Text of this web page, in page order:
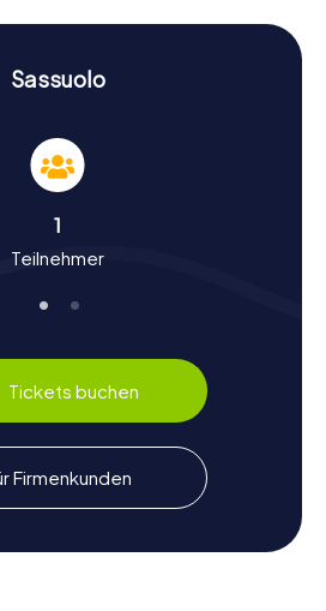
Santuario di San Francesco in
Kirche, die für ihre ruhige
Architektur bekannt ist.
ein weitläufiger Park, der den
dieser Stationen werdet ihr
die euch tiefer in die Geschichte
eintauchen lassen.
bei der Schnitzeljagd in
in Sassuolo erfahrt ihr mehr
der italienischen
die Produktion nach Spanien und
Diese industrielle Vergangenheit
Wusstet ihr, dass Sassuolo
US Sassuolo Calcio bekannt
Serie A spielt? Während eurer
viele solcher interessanten
kulinarisch hat Sassuolo einiges
die lokalen Spezialitäten
Sassuolo
1
Teilnehmer
Tickets buchen
Firmenkunden